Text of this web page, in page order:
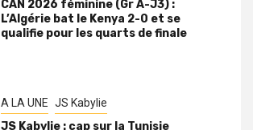
CAN 2026 féminine (Gr A-J3) :
L’Algérie bat le Kenya 2-0 et se
qualifie pour les quarts de finale
A LA UNE JS Kabylie
JS Kabylie : cap sur la Tunisie